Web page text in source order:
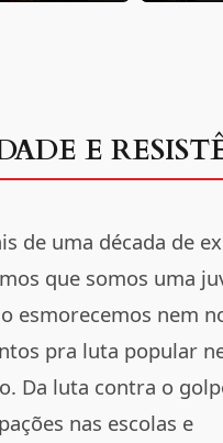
E
de uma década de
que somos uma
esmorecemos nem
pra luta popular
Da luta contra o
nas escolas e